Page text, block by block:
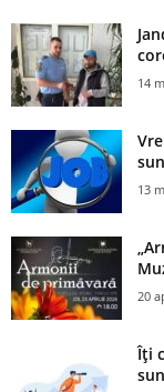
14
13
20
Îți